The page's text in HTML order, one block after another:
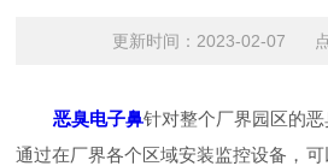
更新时间：2023-02-07 点
恶臭电子鼻针对整个厂界园区的
通过在厂界各个区域安装监控设备，